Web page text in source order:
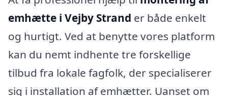
emhætte i Vejby Strand er både enkelt
og hurtigt. Ved at benytte vores platform
kan du nemt indhente tre forskellige
tilbud fra lokale fagfolk, der specialiserer
sig i installation af emhætter. Uanset om